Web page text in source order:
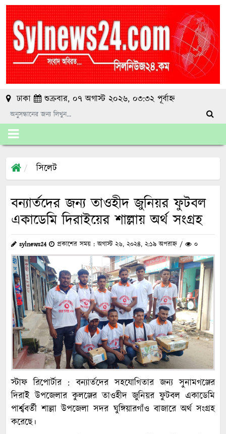
ঢাকা শুক্রবার, ০৭ অগাস্ট ২০২৬, ০৩:৩২ পূর্বাহ্ন
সিলেট
বন্যার্তদের জন্য তাওহীদ জুনিয়র ফুটবল
একাডেমি দিরাইয়ের শাল্লায় অর্থ সংগ্রহ
sylnews24 প্রকাশের সময় : অগাস্ট ২৬, ২০২৪, ২:১৯ অপরাহ্ন / ০
স্টাফ রিপোর্টার : বন্যার্তদের সহযোগিতার জন্য সুনামগঞ্জের
দিরাই উপজেলার কুলঞ্জের তাওহীদ জুনিয়র ফুটবল একাডেমি
পার্শ্ববর্তী শাল্লা উপজেলা সদর ঘুঙ্গিয়ারগাঁও বাজারে অর্থ সংগ্রহ
করেছে।